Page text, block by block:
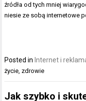
źródła od tych mniej
niesie ze sobą internetowe
Posted in Internet i
życie zdrowie
Jak szybko i